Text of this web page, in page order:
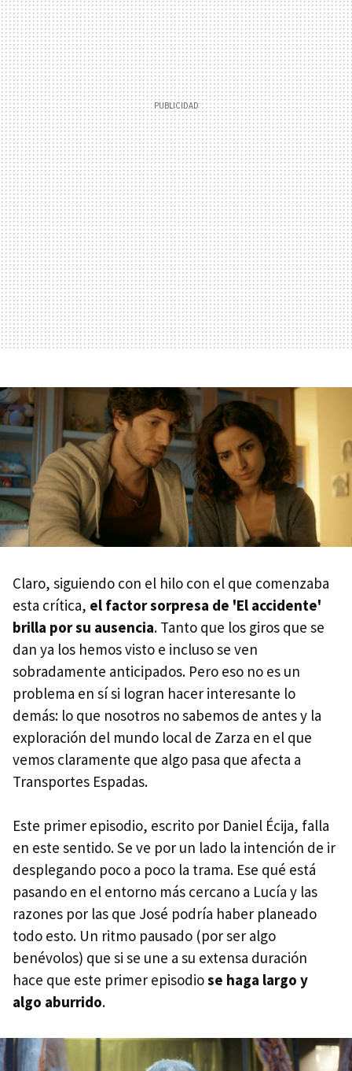
Claro, siguiendo con el hilo con el que comenzaba
esta crítica, el factor sorpresa de 'El accidente'
brilla por su ausencia. Tanto que los giros que se
dan ya los hemos visto e incluso se ven
sobradamente anticipados. Pero eso no es un
problema en sí si logran hacer interesante lo
demás: lo que nosotros no sabemos de antes y la
exploración del mundo local de Zarza en el que
vemos claramente que algo pasa que afecta a
Transportes Espadas.
Este primer episodio, escrito por Daniel Écija, falla
en este sentido. Se ve por un lado la intención de ir
desplegando poco a poco la trama. Ese qué está
pasando en el entorno más cercano a Lucía y las
razones por las que José podría haber planeado
todo esto. Un ritmo pausado (por ser algo
benévolos) que si se une a su extensa duración
hace que este primer episodiose haga largo y
algo aburrido.